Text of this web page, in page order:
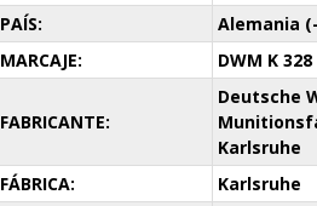
PAÍS:
Alemania
MARCAJE:
DWM K 328
FABRICANTE:
Deutsche
Karlsruhe
FÁBRICA:
Karlsruhe